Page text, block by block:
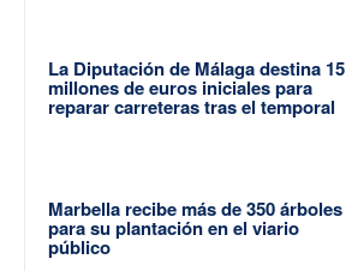
La Diputación de Málaga destina 15
millones de euros iniciales para
reparar carreteras tras el temporal
Marbella recibe más de 350 árboles
para su plantación en el viario
público